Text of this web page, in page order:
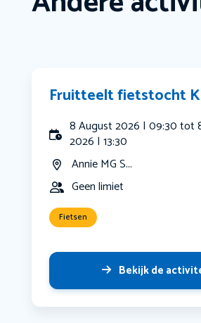
Fruitteelt fietstocht
8 August 2026 | 09:30 tot
2026 | 13:30
Annie MG S...
Geen limiet
Fietsen
Bekijk de